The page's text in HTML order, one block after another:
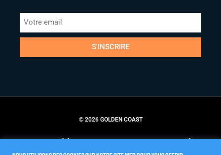
S'INSCRIRE
© 2026 GOLDEN COAST